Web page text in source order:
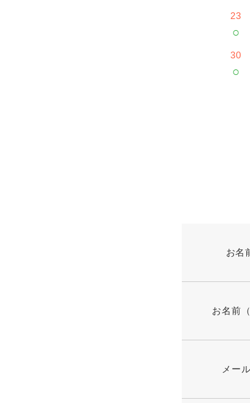
23
○
30
○
お名
お名前
メー